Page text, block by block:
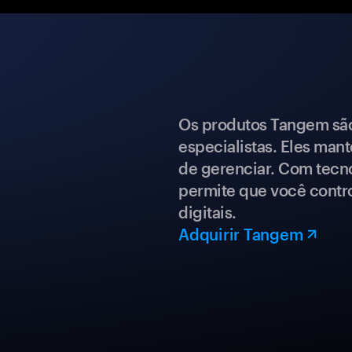
Os produtos Tangem
especialistas. Eles
de gerenciar. Com
permite que você
digitais.
Adquirir Tangem